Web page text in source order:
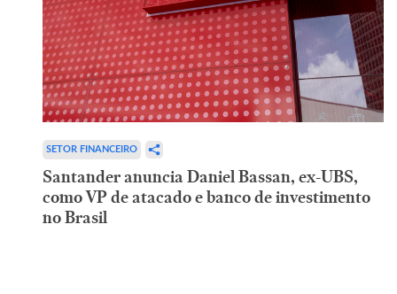
SETOR FINANCEIRO
Santander anuncia Daniel Bassan, ex-UBS,
como VP de atacado e banco de investimento
no Brasil